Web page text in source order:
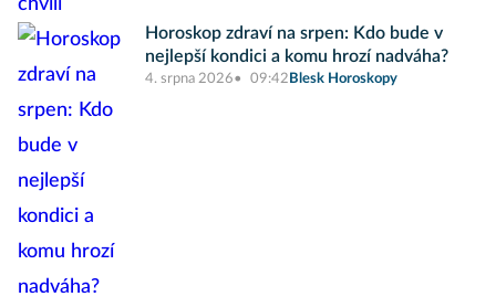
Horoskop zdraví na srpen: Kdo bude v
nejlepší kondici a komu hrozí nadváha?
4. srpna 2026 09:42 Blesk Horoskopy